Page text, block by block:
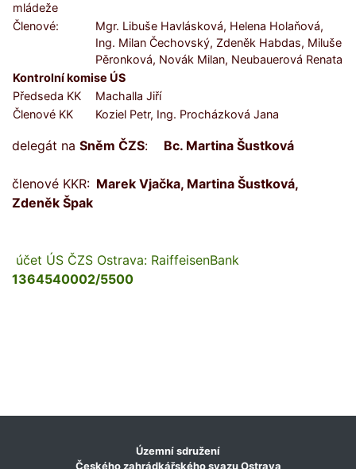
mládeže
Členové:
Mgr. Libuše Havlásková, Helena Holaňová,
Ing. Milan Čechovský, Zdeněk Habdas, Miluše
Pěronková, Novák Milan, Neubauerová Renata
Kontrolní komise ÚS
Předseda KK
Machalla Jiří
Členové KK
Koziel Petr, Ing. Procházková Jana
delegát na Sněm ČZS: Bc. Martina Šustková
členové KKR: Marek Vjačka, Martina Šustková,
Zdeněk Špak
účet ÚS ČZS Ostrava: RaiffeisenBank
1364540002/5500
Územní sdružení
Českého zahrádkářského svazu Ostrava